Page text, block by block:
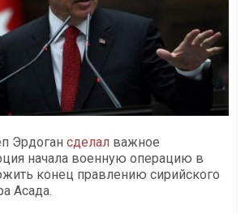
Эрдоган сделал важное
начала военную операцию в
конец правлению сирийского
Асада.